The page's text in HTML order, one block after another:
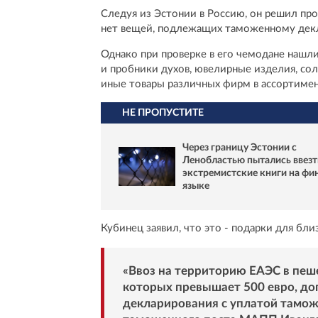
Следуя из Эстонии в Россию, он решил
нет вещей, подлежащих таможенному
Однако при проверке в его чемодане
и пробники духов, ювелирные изделия,
иные товары различных фирм в
НЕ ПРОПУСТИТЕ
Через границу Эстонии с
Ленобластью пытались
экстремистские книги на
языке
Кубинец заявил, что это - подарки для
«Ввоз на территорию ЕАЭС в
которых превышает 500 евро,
декларирования с уплатой